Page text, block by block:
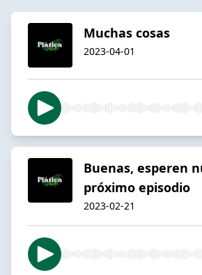
Muchas cosas
2023-04-01
Buenas, esperen
próximo episodio
2023-02-21